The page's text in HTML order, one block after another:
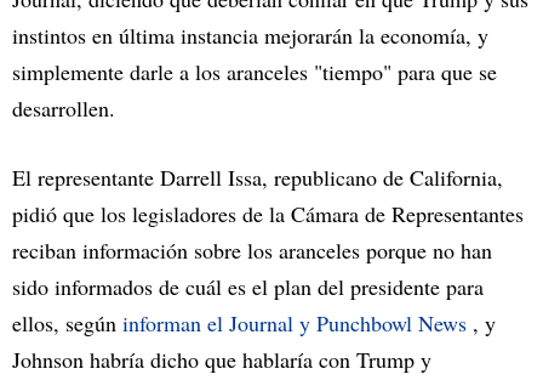
instintos en última instancia mejorarán la economía, y
simplemente darle a los aranceles "tiempo" para que se
desarrollen.
El representante Darrell Issa, republicano de California,
pidió que los legisladores de la Cámara de Representantes
reciban información sobre los aranceles porque no han
sido informados de cuál es el plan del presidente para
ellos, según informan el Journal y Punchbowl News , y
Johnson habría dicho que hablaría con Trump y